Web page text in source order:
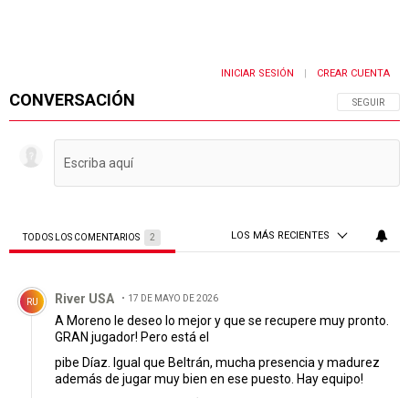
CONVERSACIÓN SIGA ESTA
SEGUIR
INICIAR SESIÓN CREAR CUENTA
TODOS LOS COMENTARIOS 2 LOS MÁS RECIENTES
Comentario de River USA.
RU River USA 17 DE MAYO DE 2026
A Moreno le deseo lo mejor y que se recupere muy pronto.
GRAN jugador! Pero está el
pibe Díaz. Igual que Beltrán, mucha presencia y madurez
además de jugar muy bien en ese puesto. Hay equipo!